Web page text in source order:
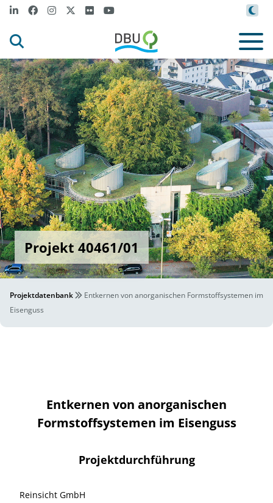
Projekt 40461/01
Projektdatenbank
Entkernen von anorganischen Formstoffsystemen im
Eisenguss
Entkernen von anorganischen
Formstoffsystemen im Eisenguss
Projektdurchführung
Reinsicht GmbH